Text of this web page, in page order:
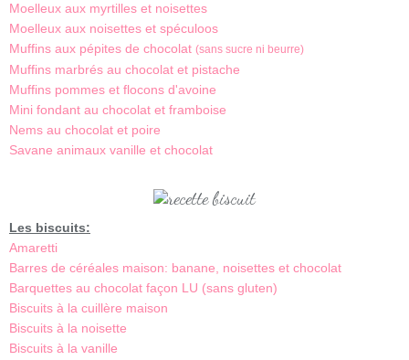
Moelleux aux myrtilles et noisettes
Moelleux aux noisettes et spéculoos
Muffins aux pépites de chocolat (sans sucre ni beurre)
Muffins marbrés au chocolat et pistache
Muffins pommes et flocons d'avoine
Mini fondant au chocolat et framboise
Nems au chocolat et poire
Savane animaux vanille et chocolat
Les biscuits:
Amaretti
Barres de céréales maison: banane, noisettes et chocolat
Barquettes au chocolat façon LU (sans gluten)
Biscuits à la cuillère maison
Biscuits à la noisette
Biscuits à la vanille